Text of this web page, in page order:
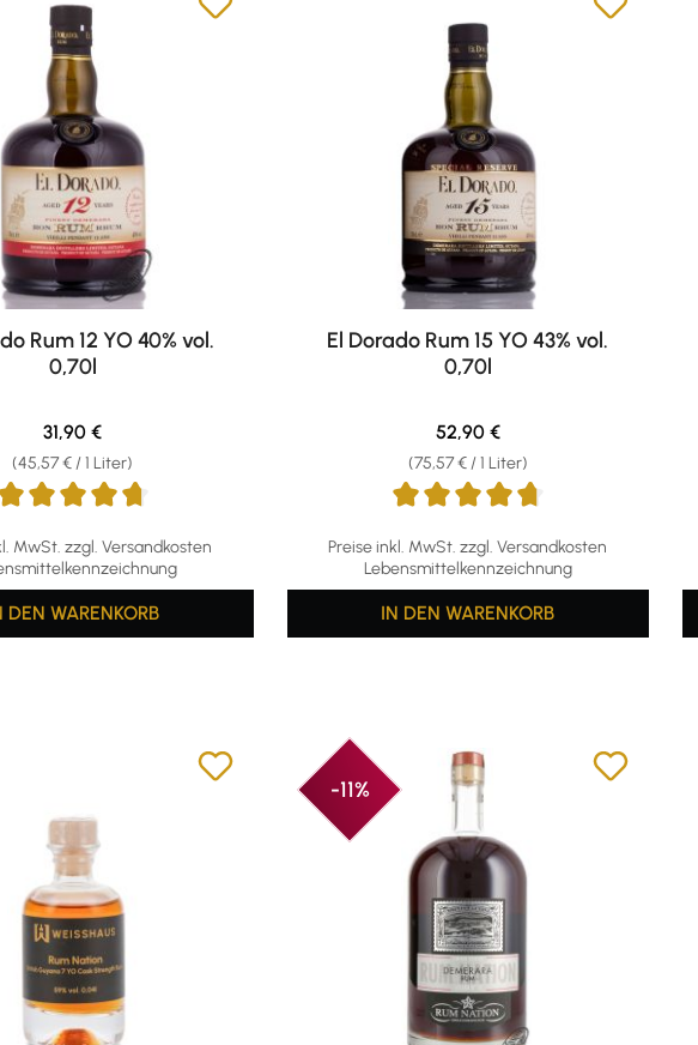
Rum 12 YO 40% vol.
0,70l
MwSt. zzgl. Versandkosten
(45,57 € / 1 Liter)
Regulärer Preis:
31,90 €
DEN WARENKORB
El Dorado Rum 15 YO 43% vol.
0,70l
Preise inkl. MwSt. zzgl. Versandkosten
Lebensmittelkennzeichnung
(75,57 € / 1 Liter)
Regulärer Preis:
52,90 €
IN DEN WARENKORB
-11%